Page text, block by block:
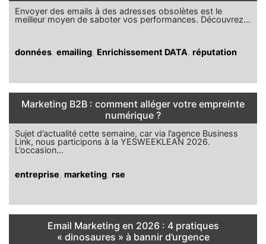
Envoyer des emails à des adresses obsolètes est le
meilleur moyen de saboter vos performances. Découvrez…
données emailing Enrichissement DATA réputation
Marketing B2B : comment alléger votre empreinte
numérique ?
Sujet d’actualité cette semaine, car via l’agence Business
Link, nous participons à la YESWEEKLEAN 2026.
L’occasion…
entreprise marketing rse
Email Marketing en 2026 : 4 pratiques
« dinosaures » à bannir d’urgence